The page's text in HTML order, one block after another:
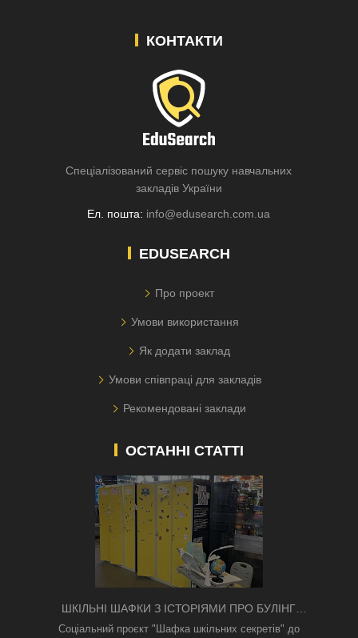
КОНТАКТИ
Спеціалізований сервіс пошуку навчальних
закладів України
Ел. пошта: info@edusearch.com.ua
EDUSEARCH
Про проект
Умови використання
Як додати заклад
Умови співпраці для закладів
Рекомендовані заклади
ОСТАННІ СТАТТІ
ШКІЛЬНІ ШАФКИ З ІСТОРІЯМИ ПРО БУЛІНГ
З'ЯВИЛИСЯ В КИЄВІ
Соціальний проєкт "Шафка шкільних секретів" до